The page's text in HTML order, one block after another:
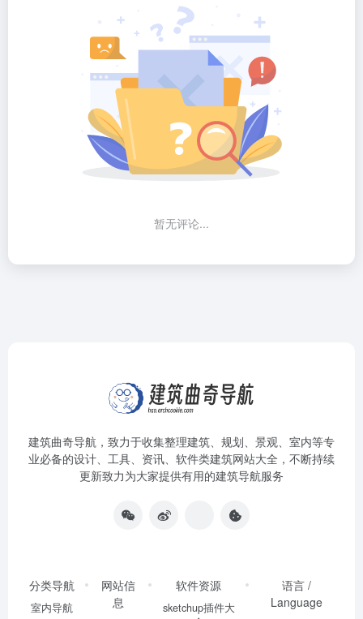
暂无评论...
建筑曲奇导航 ，致力于收集整理建筑、规划、景观、室内等专
业必备的设计、工具、资讯、软件类建筑网站大全，不断持续
更新致力为大家提供有用的建筑导航服务
分类导航
室内导航
网站信
息
软件资源
sketchup插件大
语言 /
Language